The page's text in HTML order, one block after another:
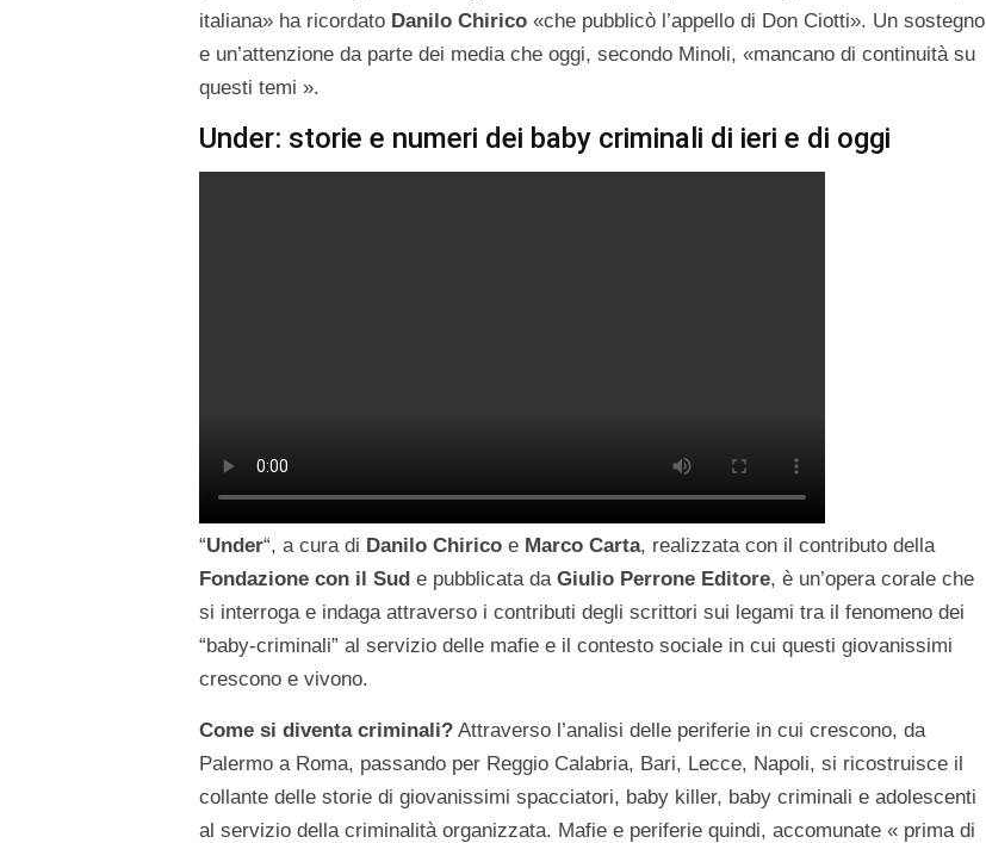
italiana» ha ricordato Danilo Chirico «che pubblicò l’appello di Don Ciotti». Un sostegno
e un’attenzione da parte dei media che oggi, secondo Minoli, «mancano di continuità su
questi temi ».
Under: storie e numeri dei baby criminali di ieri e di oggi
“Under“, a cura di Danilo Chirico e Marco Carta, realizzata con il contributo della
Fondazione con il Sud e pubblicata da Giulio Perrone Editore, è un’opera corale che
si interroga e indaga attraverso i contributi degli scrittori sui legami tra il fenomeno dei
“baby-criminali” al servizio delle mafie e il contesto sociale in cui questi giovanissimi
crescono e vivono.
Come si diventa criminali? Attraverso l’analisi delle periferie in cui crescono, da
Palermo a Roma, passando per Reggio Calabria, Bari, Lecce, Napoli, si ricostruisce il
collante delle storie di giovanissimi spacciatori, baby killer, baby criminali e adolescenti
al servizio della criminalità organizzata. Mafie e periferie quindi, accomunate « prima di